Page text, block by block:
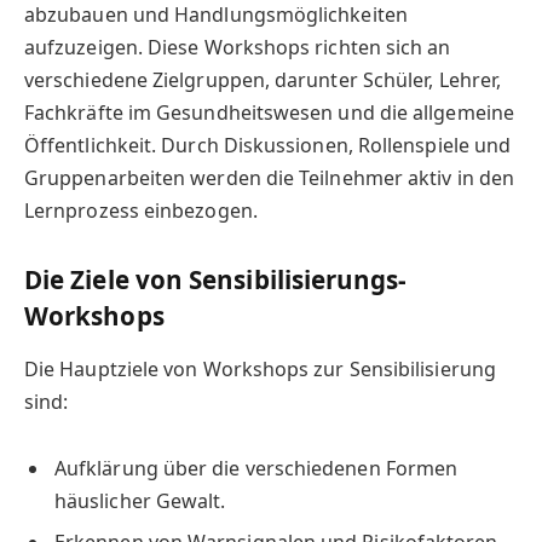
abzubauen und Handlungsmöglichkeiten
aufzuzeigen. Diese Workshops richten sich an
verschiedene Zielgruppen, darunter Schüler, Lehrer,
Fachkräfte im Gesundheitswesen und die allgemeine
Öffentlichkeit. Durch Diskussionen, Rollenspiele und
Gruppenarbeiten werden die Teilnehmer aktiv in den
Lernprozess einbezogen.
Die Ziele von Sensibilisierungs-
Workshops
Die Hauptziele von Workshops zur Sensibilisierung
sind:
Aufklärung über die verschiedenen Formen
häuslicher Gewalt.